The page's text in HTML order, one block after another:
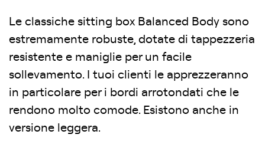
Le classiche sitting box Balanced Body sono
estremamente robuste, dotate di tappezzeria
resistente e maniglie per un facile
sollevamento. I tuoi clienti le apprezzeranno
in particolare per i bordi arrotondati che le
rendono molto comode. Esistono anche in
versione leggera.